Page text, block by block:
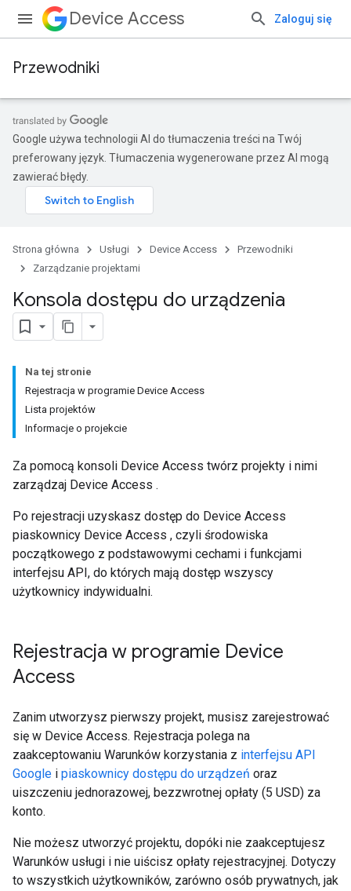
Device Access Zaloguj się
Przewodniki
Google używa technologii AI do tłumaczenia treści na Twój
preferowany język. Tłumaczenia wygenerowane przez AI mogą
zawierać błędy.
Strona główna Usługi Device Access
Przewodniki
Zarządzanie projektami
Konsola dostępu do urządzenia
Na tej stronie
Rejestracja w programie Device Access
Lista projektów
Informacje o projekcie
Za pomocą konsoli Device Access twórz projekty i nimi
zarządzaj Device Access .
Po rejestracji uzyskasz dostęp do Device Access
piaskownicy Device Access , czyli środowiska
początkowego z podstawowymi cechami i funkcjami
interfejsu API, do których mają dostęp wszyscy
użytkownicy indywidualni.
Rejestracja w programie Device
Access
Zanim utworzysz pierwszy projekt, musisz zarejestrować
się w Device Access. Rejestracja polega na
zaakceptowaniu Warunków korzystania z interfejsu API
Google i piaskownicy dostępu do urządzeń oraz
uiszczeniu jednorazowej, bezzwrotnej opłaty (5 USD) za
konto.
Nie możesz utworzyć projektu, dopóki nie zaakceptujesz
Warunków usługi i nie uiścisz opłaty rejestracyjnej. Dotyczy
to wszystkich użytkowników, zarówno osób prywatnych, jak